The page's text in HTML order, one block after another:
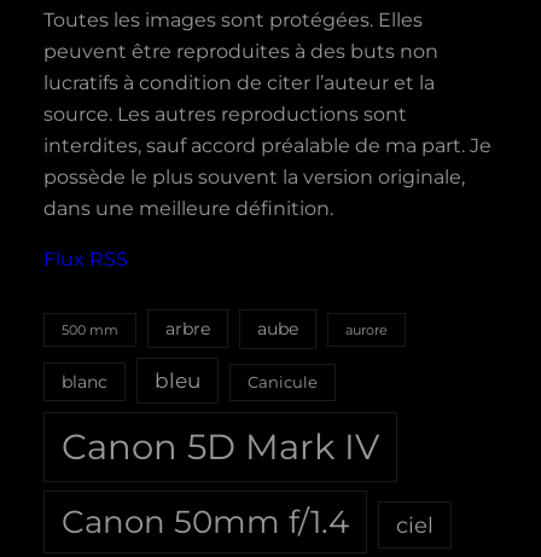
Toutes les images sont protégées. Elles
peuvent être reproduites à des buts non
lucratifs à condition de citer l’auteur et la
source. Les autres reproductions sont
interdites, sauf accord préalable de ma part. Je
possède le plus souvent la version originale,
dans une meilleure définition.
Flux RSS
500 mm arbre aube aurore
blanc bleu Canicule
Canon 5D Mark IV
Canon 50mm f/1.4 ciel